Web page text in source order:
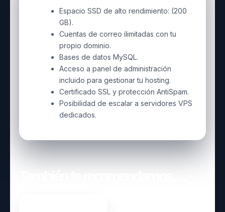
Espacio SSD de alto rendimiento: (200
GB).
Cuentas de correo ilimitadas con tu
propio dominio.
Bases de datos MySQL.
Acceso a panel de administración
incluido para gestionar tu hosting.
Certificado SSL y protección AntiSpam.
Posibilidad de escalar a servidores VPS
dedicados.